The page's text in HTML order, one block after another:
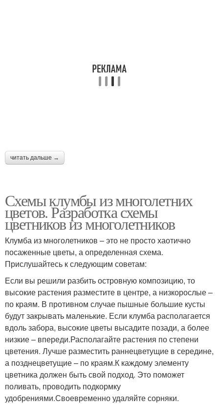
читать дальше →
Схемы клумбы из многолетних
цветов. Разработка схемы
цветников из многолетников
Клумба из многолетников – это не просто хаотично
посаженные цветы, а определенная схема.
Прислушайтесь к следующим советам:
Если вы решили разбить островную композицию, то
высокие растения разместите в центре, а низкорослые –
по краям. В противном случае пышные большие кусты
будут закрывать маленькие. Если клумба располагается
вдоль забора, высокие цветы высадите позади, а более
низкие – впереди.Располагайте растения по степени
цветения. Лучше разместить раннецветущие в середине,
а позднецветущие – по краям.К каждому элементу
цветника должен быть свой подход. Это поможет
поливать, проводить подкормку
удобрениями.Своевременно удаляйте сорняки.